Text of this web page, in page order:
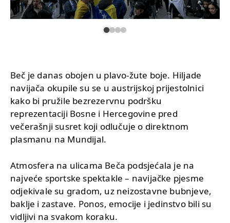
Beč je danas obojen u plavo-žute boje. Hiljade
navijača okupile su se u austrijskoj prijestolnici
kako bi pružile bezrezervnu podršku
reprezentaciji Bosne i Hercegovine pred
večerašnji susret koji odlučuje o direktnom
plasmanu na Mundijal.
Atmosfera na ulicama Beča podsjećala je na
najveće sportske spektakle – navijačke pjesme
odjekivale su gradom, uz neizostavne bubnjeve,
baklje i zastave. Ponos, emocije i jedinstvo bili su
vidljivi na svakom koraku.